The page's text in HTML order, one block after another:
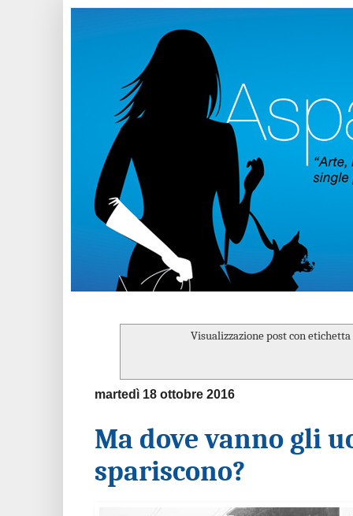
Visualizzazione post con etichetta
martedì 18 ottobre 2016
Ma dove vanno gli
spariscono?